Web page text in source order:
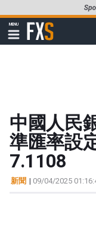
至
要
MENU
顯
示
FXStreet
中國人民
準匯率設
7.1108
新聞 | 09/04/2025